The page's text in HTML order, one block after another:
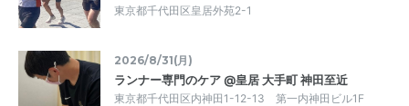
東京都千代田区皇居外苑2-1
2026/8/31(月)
ランナー専門のケア @皇居 大手町 神田至近
東京都千代田区内神田1-12-13 第一内神田ビル1F